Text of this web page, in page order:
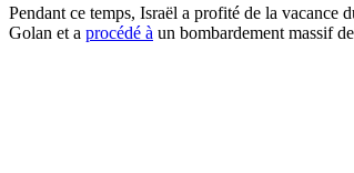
Pendant ce temps, Israël a profité de la vacance
Golan et a procédé à un bombardement massif